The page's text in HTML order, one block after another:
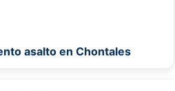
asalto en Chontales